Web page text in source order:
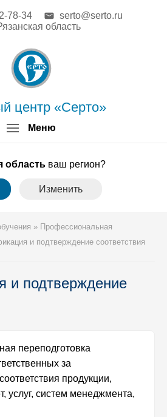
Меню
центр «Серто»
78-34
serto@serto.ru
область
область ваш регион?
Изменить
» Профессиональная
и подтверждение соответствия
и подтверждение
переподготовка
за
продукции,
услуг, систем менеджмента,